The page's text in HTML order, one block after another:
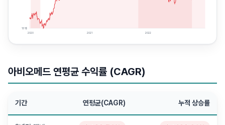
131$
2020 2021 2022
아비오메드 연평균 수익률 (CAGR)
기간 연평균(CAGR) 누적 상승률